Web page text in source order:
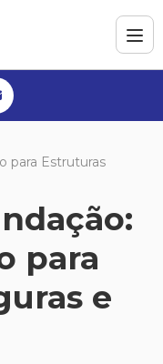
para Estruturas
para
e